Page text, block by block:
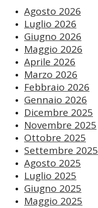
Agosto 2026
Luglio 2026
Giugno 2026
Maggio 2026
Aprile 2026
Marzo 2026
Febbraio 2026
Gennaio 2026
Dicembre 2025
Novembre 2025
Ottobre 2025
Settembre 2025
Agosto 2025
Luglio 2025
Giugno 2025
Maggio 2025